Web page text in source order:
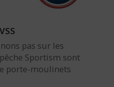
pas sur les
Sportism sont
porte-moulinets